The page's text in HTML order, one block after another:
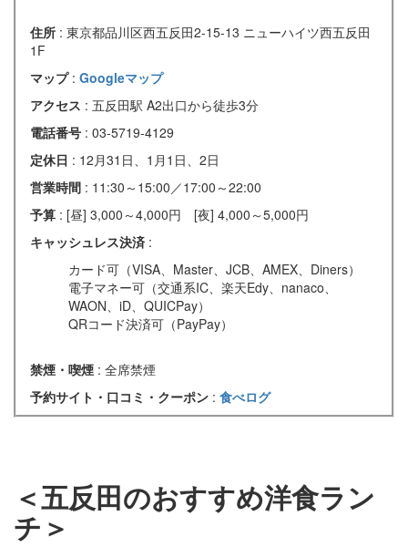
住所 : 東京都品川区西五反田2-15-13 ニューハイツ西五反田
1F
マップ : Googleマップ
アクセス : 五反田駅 A2出口から徒歩3分
電話番号 : 03-5719-4129
定休日 : 12月31日、1月1日、2日
営業時間 : 11:30～15:00／17:00～22:00
予算 : [昼] 3,000～4,000円 [夜] 4,000～5,000円
キャッシュレス決済 :
カード可（VISA、Master、JCB、AMEX、Diners）
電子マネー可（交通系IC、楽天Edy、nanaco、
WAON、iD、QUICPay）
QRコード決済可（PayPay）
禁煙・喫煙 : 全席禁煙
予約サイト・口コミ・クーポン : 食べログ
＜五反田のおすすめ洋食ラン
チ＞